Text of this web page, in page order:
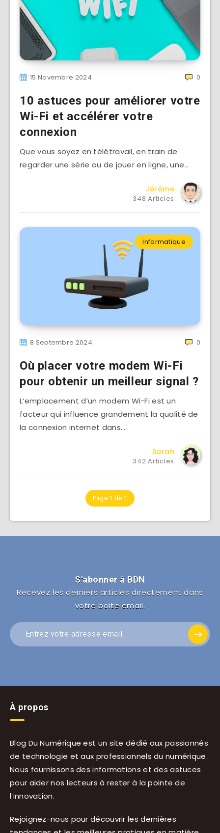
15 Novembre 2024 0
10 astuces pour améliorer votre
Wi-Fi et accélérer votre
connexion
Que vous soyez en télétravail, en train de
regarder une série ou de jouer en ligne, une…
Jérôme
348 Articles
Informatique
8 Septembre 2024 0
Où placer votre modem Wi-Fi
pour obtenir un meilleur signal ?
L’emplacement d’un modem Wi-Fi est un
facteur qui influence grandement la qualité de
la connexion internet dans…
Sarah
342 Articles
Page 1 de 1
S'abonner à BDN
Recevez les derniers articles directement dans
votre boite email.
À propos
Blog Du Numérique est un site dédié aux passionnés
de technologie et aux professionnels du numérique.
Nous fournissons des informations et des astuces
pour aider nos lecteurs à rester à la pointe de
l’innovation.
Rejoignez-nous pour découvrir les dernières